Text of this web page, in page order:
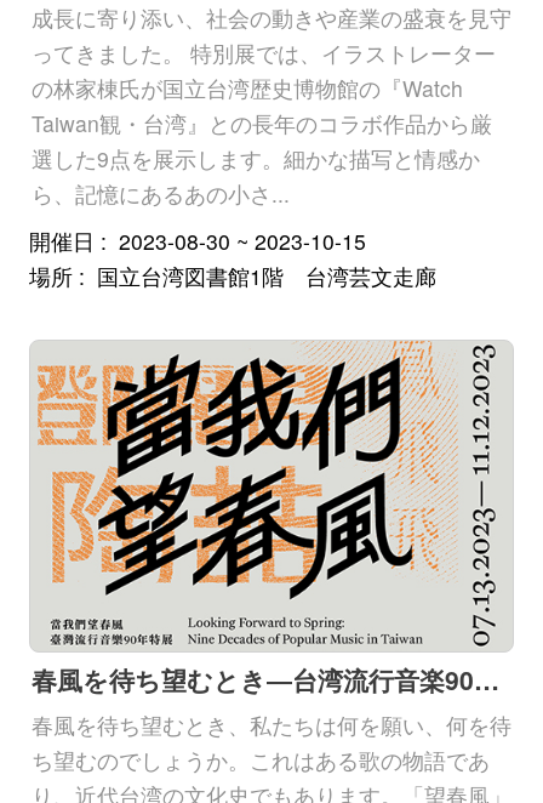
成長に寄り添い、社会の動きや産業の盛衰を見守
ってきました。 特別展では、イラストレーター
の林家棟氏が国立台湾歴史博物館の『Watch
Taiwan観・台湾』との長年のコラボ作品から厳
選した9点を展示します。細かな描写と情感か
ら、記憶にあるあの小さ...
開催日
2023-08-30 ~ 2023-10-15
場所
国立台湾図書館1階 台湾芸文走廊
春風を待ち望むとき―台湾流行音楽90年特別展
春風を待ち望むとき、私たちは何を願い、何を待
ち望むのでしょうか。これはある歌の物語であ
り、近代台湾の文化史でもあります。「望春風」